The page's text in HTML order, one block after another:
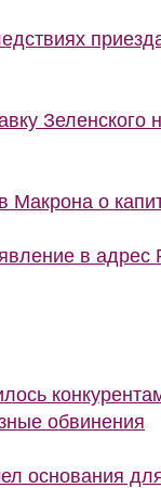
Зеленского
Макрона о
в адрес
обвинения
основания